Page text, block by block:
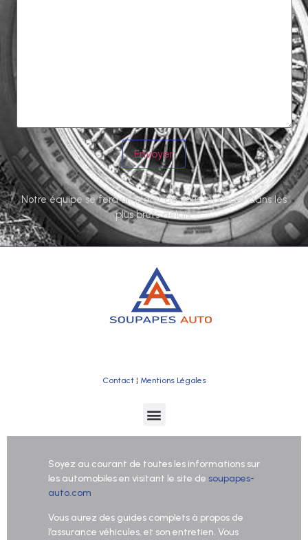
Notre équipe se fera un plaisir de vous répondre dans les
plus brefs délais.
Contact¦ Mentions Légales
Soyez au courant de toutes les informations sur
les automobiles en visitant le site de soupapes-
auto.com
Vous aurez des guides complets à propos de
l’assurance véhicules, et son entretien. Vous